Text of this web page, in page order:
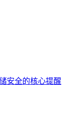
安全的核心提醒